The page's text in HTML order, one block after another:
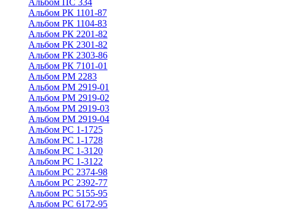
Альбом ПС 334
Альбом РК 1101-87
Альбом РК 1104-83
Альбом РК 2201-82
Альбом РК 2301-82
Альбом РК 2303-86
Альбом РК 7101-01
Альбом РМ 2283
Альбом РМ 2919-01
Альбом РМ 2919-02
Альбом РМ 2919-03
Альбом РМ 2919-04
Альбом РС 1-1725
Альбом РС 1-1728
Альбом РС 1-3120
Альбом РС 1-3122
Альбом РС 2374-98
Альбом РС 2392-77
Альбом РС 5155-95
Альбом РС 6172-95